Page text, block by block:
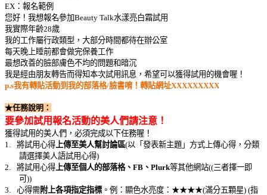
EX ：報名範例
您好！我想報名參加Beauty Talk水漾亮白霜試用
我實際年齡28歲
我的工作屬行政類型，大部分時間都待在辦公室
每天晚上睡前都會做完保養工作
最想改善的臉部膚色不均的問題和暗沉
我是經由朋友轉告而得知本次試用訊息，希望可以獲得試用的機會喔！
p.s我有轉貼活動到我的部落格/臉書唷！轉貼網址XXXXXXXXX
★任務說明：
要參加試用報名活動的美人們請注意！
獲得試用的美人們，必須完成以下任務喔！
1.
將試用心得 上傳至美人幫討論區(以「發表新主題」方式上傳心得，分類
請選擇美人語試用心得)
2.
將試用心得 上傳至個人的部落格、FB、Plurk等其他網站((三者擇一即
可))
3.
心得需附上各項指定指標 。例：顯色水亮度：★★★★(滿分五顆星) (指